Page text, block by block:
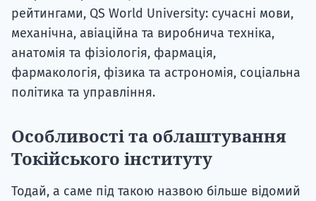
рейтингами, QS World University: сучасні мови,
механічна, авіаційна та виробнича техніка,
анатомія та фізіологія, фармація,
фармакологія, фізика та астрономія, соціальна
політика та управління.
Особливості та облаштування
Токійського інституту
Тодай, а саме під такою назвою більше відомий